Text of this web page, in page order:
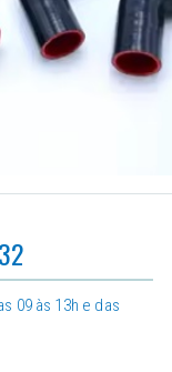
09 às 13h e das